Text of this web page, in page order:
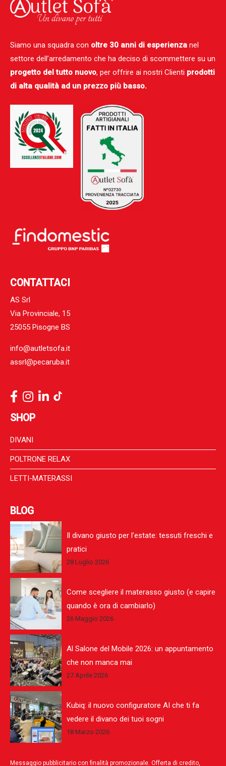
Siamo una squadra con oltre 30 anni di esperienza nel
settore dell’arredamento che ha deciso di scommettere su un
progetto del tutto nuovo, per offrire ai nostri Clienti prodotti
di alta qualità ad un prezzo più basso.
CONTATTACI
AS Srl
Via Provinciale, 15
25055 Pisogne BS
info@autletsofa.it
assrl@pecaruba.it
SHOP
DIVANI
POLTRONE RELAX
LETTI-MATERASSI
BLOG
Il divano giusto per l’estate: tessuti freschi e
pratici
28 Luglio 2026
Come scegliere il materasso giusto (e capire
quando è ora di cambiarlo)
26 Maggio 2026
Al Salone del Mobile 2026: un appuntamento
che non manca mai
27 Aprile 2026
Kubiq: il nuovo configuratore AI che ti fa
vedere il divano dei tuoi sogni
18 Marzo 2026
Messaggio pubblicitario con finalità promozionale. Offerta di credito,